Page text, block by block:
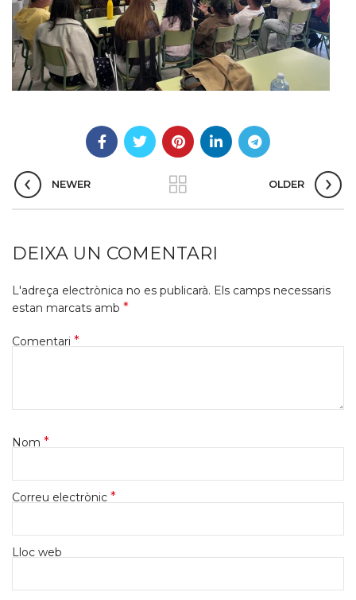
NEWER OLDER
DEIXA UN COMENTARI
L'adreça electrònica no es publicarà. Els camps necessaris
estan marcats amb *
Comentari *
Nom *
Correu electrònic *
Lloc web